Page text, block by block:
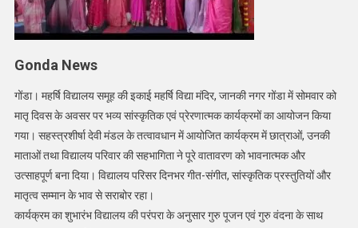
Gonda News
गोंडा। महर्षि विद्यालय समूह की इकाई महर्षि विद्या मंदिर, जानकी नगर गोंडा में सोमवार को
मातृ दिवस के अवसर पर भव्य सांस्कृतिक एवं प्रेरणात्मक कार्यक्रमों का आयोजन किया
गया। सहस्त्रशीर्षा देवी मंडल के तत्वावधान में आयोजित कार्यक्रम में छात्राओं, उनकी
माताओं तथा विद्यालय परिवार की सहभागिता ने पूरे वातावरण को भावनात्मक और
उत्साहपूर्ण बना दिया। विद्यालय परिसर दिनभर गीत-संगीत, सांस्कृतिक प्रस्तुतियों और
मातृत्व सम्मान के भाव से सराबोर रहा।
कार्यक्रम का शुभारंभ विद्यालय की परंपरा के अनुसार गुरु पूजन एवं गुरु वंदना के साथ